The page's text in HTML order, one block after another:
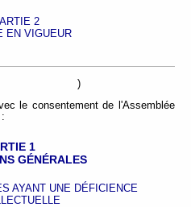
2
EN VIGUEUR
: )
le consentement de l'Assemblée
1
GÉNÉRALES
AYANT UNE DÉFICIENCE